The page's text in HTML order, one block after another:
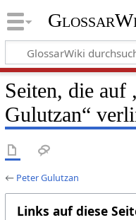
Seiten, die auf
Gulutzan“
← Peter Gulutzan
Links auf diese